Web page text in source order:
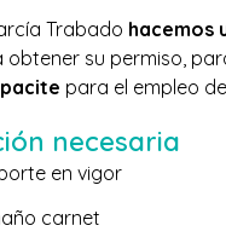
Trabado hacemos
obtener su permiso,
para el empleo
necesaria
en vigor
carnet